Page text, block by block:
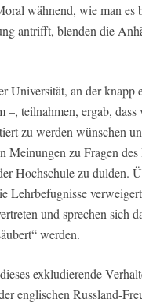
wähnend, wie man es
antrifft, blenden die
Universität, an der knapp
–, teilnahmen, ergab,
zu werden wünschen
Meinungen zu Fragen
Hochschule zu dulden.
Lehrbefugnisse
und sprechen sich
werden.
exkludierende
englischen Russland-